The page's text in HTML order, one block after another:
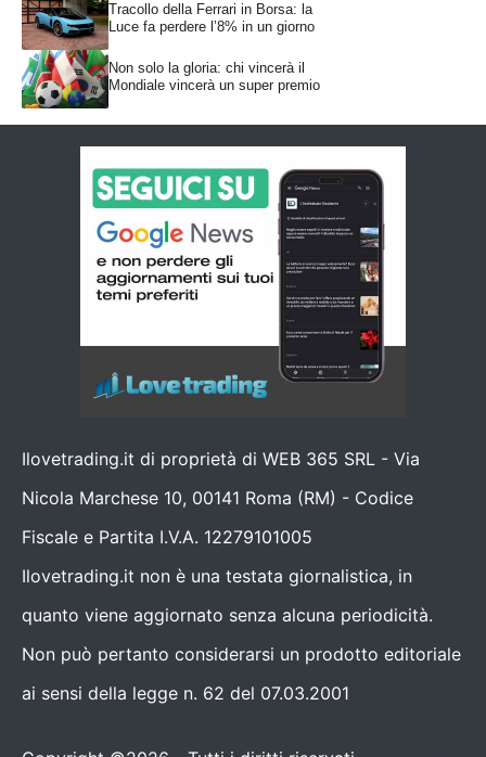
Tracollo della Ferrari in Borsa: la
Luce fa perdere l’8% in un giorno
Non solo la gloria: chi vincerà il
Mondiale vincerà un super premio
Ilovetrading.it di proprietà di WEB 365 SRL - Via
Nicola Marchese 10, 00141 Roma (RM) - Codice
Fiscale e Partita I.V.A. 12279101005
Ilovetrading.it non è una testata giornalistica, in
quanto viene aggiornato senza alcuna periodicità.
Non può pertanto considerarsi un prodotto editoriale
ai sensi della legge n. 62 del 07.03.2001